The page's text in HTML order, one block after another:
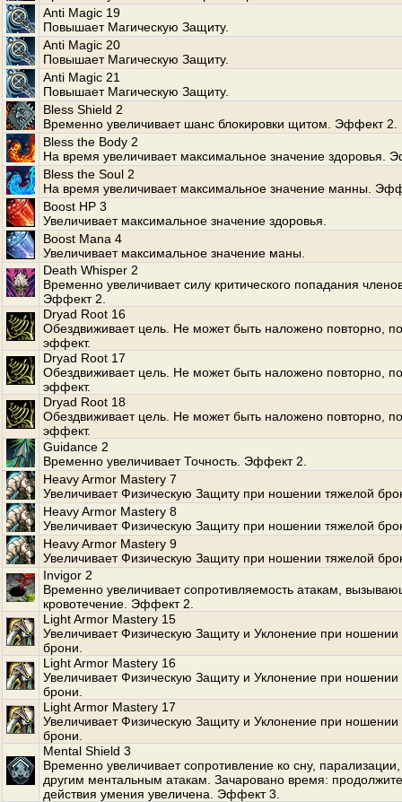
Anti Magic 19
Повышает Магическую Защиту.
Anti Magic 20
Повышает Магическую Защиту.
Anti Magic 21
Повышает Магическую Защиту.
Bless Shield 2
Временно увеличивает шанс блокировки щитом. Эффект 2.
Bless the Body 2
На время увеличивает максимальное значение здоровья.
Bless the Soul 2
На время увеличивает максимальное значение манны.
Boost HP 3
Увеличивает максимальное значение здоровья.
Boost Mana 4
Увеличивает максимальное значение маны.
Death Whisper 2
Временно увеличивает силу критического попадания
Эффект 2.
Dryad Root 16
Обездвиживает цель. Не может быть наложено повторно,
эффект.
Dryad Root 17
Обездвиживает цель. Не может быть наложено повторно,
эффект.
Dryad Root 18
Обездвиживает цель. Не может быть наложено повторно,
эффект.
Guidance 2
Временно увеличивает Точность. Эффект 2.
Heavy Armor Mastery 7
Увеличивает Физическую Защиту при ношении тяжелой
Heavy Armor Mastery 8
Увеличивает Физическую Защиту при ношении тяжелой
Heavy Armor Mastery 9
Увеличивает Физическую Защиту при ношении тяжелой
Invigor 2
Временно увеличивает сопротивляемость атакам,
кровотечение. Эффект 2.
Light Armor Mastery 15
Увеличивает Физическую Защиту и Уклонение при ношении
брони.
Light Armor Mastery 16
Увеличивает Физическую Защиту и Уклонение при ношении
брони.
Light Armor Mastery 17
Увеличивает Физическую Защиту и Уклонение при ношении
брони.
Mental Shield 3
Временно увеличивает сопротивление ко сну, парализации,
другим ментальным атакам. Зачаровано время:
действия умения увеличена. Эффект 3.